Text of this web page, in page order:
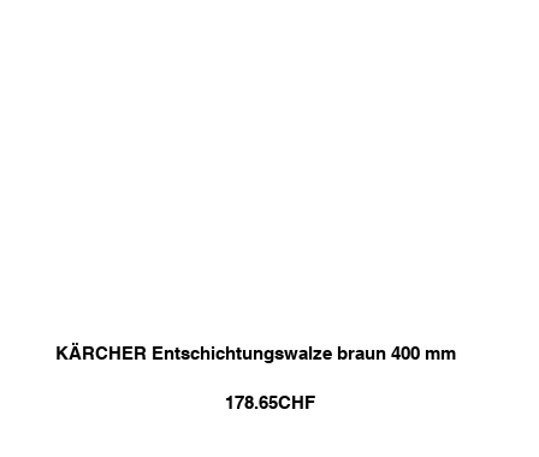
KÄRCHER Entschichtungswalze braun 400 mm
178.65CHF